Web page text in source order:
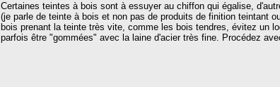
Certaines teintes à bois sont à essuyer au chiffon qui égalise,
(je parle de teinte à bois et non pas de produits de finition teintant
bois prenant la teinte très vite, comme les bois tendres, évitez un
parfois être "gommées" avec la laine d'acier très fine. Procédez